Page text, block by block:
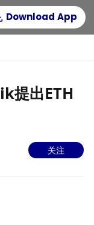
Download App
提出ETH
关注